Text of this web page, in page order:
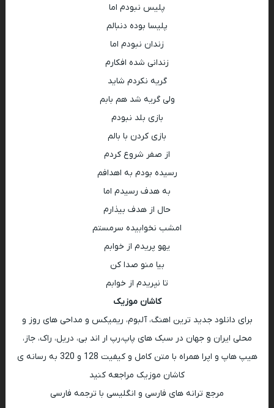
پلیس نبودم اما
پلیسا بوده دنبالم
زندان نبودم اما
زندانی شده افکارم
گریه نکردم شاید
ولی گریه شد هم بابم
بازی بلد نبودم
بازی کردن با بالم
از صفر شروع کردم
رسیده بودم به اهدافم
به هدف رسیدم اما
حال از هدف بیذارم
امشب نخوابیده سرمستم
یهو پریدم از خوابم
بیا منو صدا کن
تا نپریدم از خوابم
کاشان موزیک
برای دانلود جدید ترین اهنگ، آلبوم، ریمیکس و مداحی های روز و
محلی ایران و جهان در سبک های پاپ،رپ ار اند بی، دریل، راک، جاز،
هیپ هاپ و اپرا همراه با متن کامل و کیفیت 128 و 320 به رسانه ی
کاشان موزیک مراجعه کنید
مرجع ترانه های فارسی و انگلیسی با ترجمه فارسی